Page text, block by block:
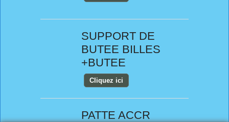
SUPPORT DE
BUTEE BILLES
+BUTEE
Cliquez ici
PATTE ACCR